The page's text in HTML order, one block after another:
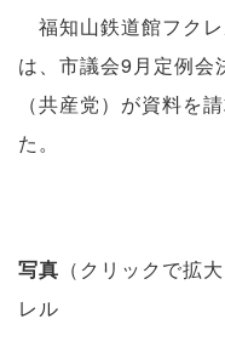
福知山鉄道館フク
は、市議会9月定例会
（共産党）が資料を
た。
写真 （クリックで拡
レル